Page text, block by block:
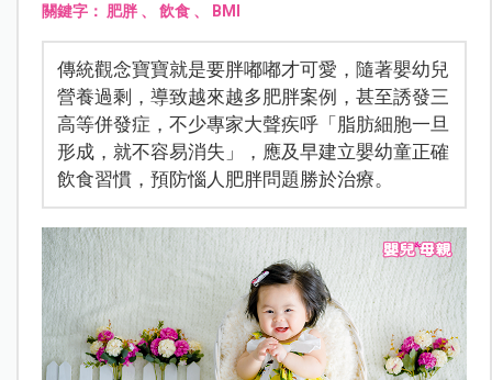
關鍵字： 肥胖、 飲食、 BMI
傳統觀念寶寶就是要胖嘟嘟才可愛，隨著嬰幼兒
營養過剩，導致越來越多肥胖案例，甚至誘發三
高等併發症，不少專家大聲疾呼「脂肪細胞一旦
形成，就不容易消失」，應及早建立嬰幼童正確
飲食習慣，預防惱人肥胖問題勝於治療。